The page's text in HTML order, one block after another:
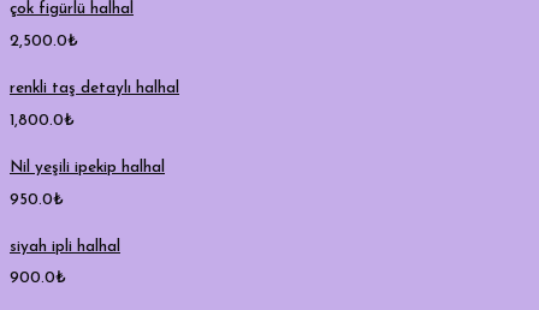
çok figürlü halhal
2,500.0₺
renkli taş detaylı halhal
1,800.0₺
Nil yeşili ipekip halhal
950.0₺
siyah ipli halhal
900.0₺